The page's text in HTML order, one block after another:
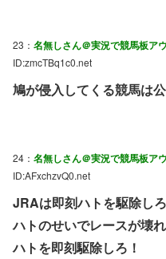
23： 名無しさん＠実況で競馬板ア
ID:zmcTBq1c0.net
鳩が侵入してくる競馬は
24： 名無しさん＠実況で競馬板ア
ID:AFxchzvQ0.net
JRAは即刻ハトを駆除しろ
ハトのせいでレースが壊
ハトを即刻駆除しろ！